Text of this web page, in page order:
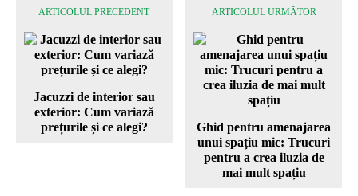
ARTICOLUL PRECEDENT
Jacuzzi de interior sau
exterior: Cum variază
prețurile și ce alegi?
ARTICOLUL URMĂTOR
Ghid pentru amenajarea
unui spațiu mic: Trucuri
pentru a crea iluzia de
mai mult spațiu